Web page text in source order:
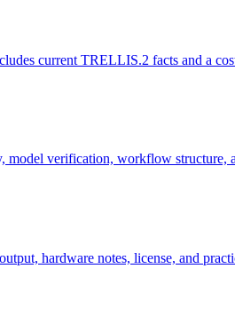
current TRELLIS.2 facts and a
verification, workflow structure,
hardware notes, license, and